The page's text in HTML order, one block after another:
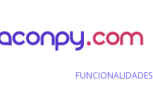
FUNCIONALIDADES